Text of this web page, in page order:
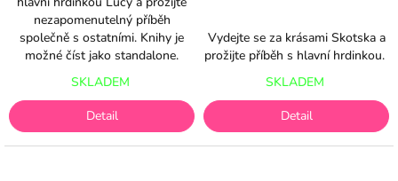
nezapomenutelný příběh
společně s ostatními. Knihy je
možné číst jako standalone.
SKLADEM
Detail
Vydejte se za krásami Skotska a
prožijte příběh s hlavní hrdinkou.
SKLADEM
Detail